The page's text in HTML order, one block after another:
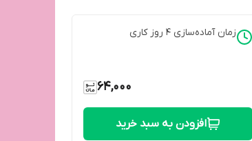
زمان آماده‌سازی 4 روز کاری
64,000
افزودن به سبد خرید